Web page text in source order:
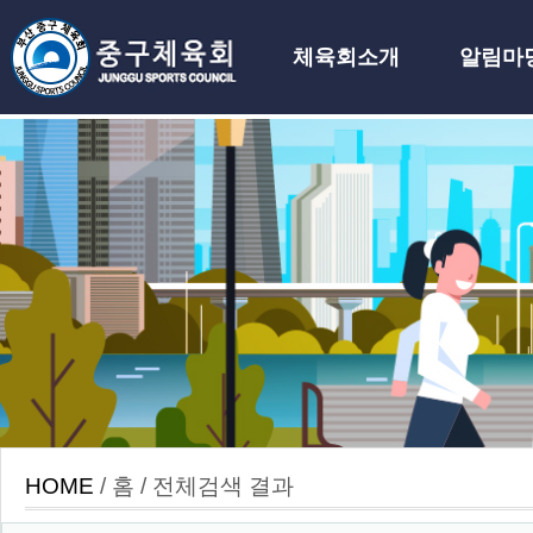
체육회소개
알림마
하위분류
HOME / 홈 / 전체검색 결과